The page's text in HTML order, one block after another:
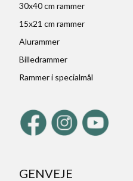
30x40 cm rammer
15x21 cm rammer
Alurammer
Billedrammer
Rammer i specialmål
GENVEJE